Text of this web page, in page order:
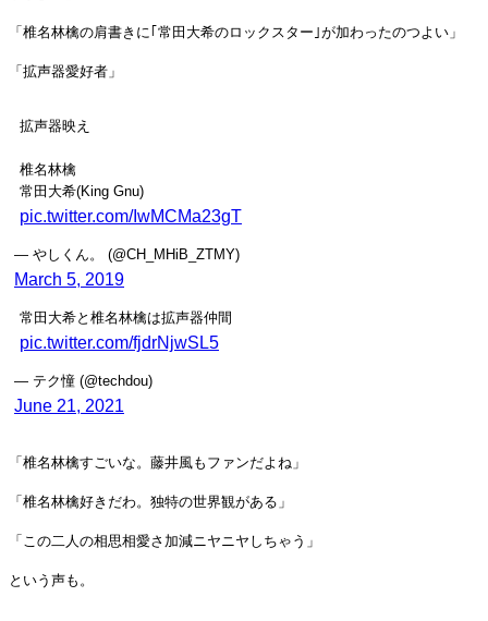
「椎名林檎の肩書きに｢常田大希のロックスター｣が加わったのつよい」
「拡声器愛好者」
拡声器映え
椎名林檎
常田大希(King Gnu)
pic.twitter.com/IwMCMa23gT
— やしくん。 (@CH_MHiB_ZTMY)
March 5, 2019
常田大希と椎名林檎は拡声器仲間
pic.twitter.com/fjdrNjwSL5
— テク憧 (@techdou)
June 21, 2021
「椎名林檎すごいな。藤井風もファンだよね」
「椎名林檎好きだわ。独特の世界観がある」
「この二人の相思相愛さ加減ニヤニヤしちゃう」
という声も。